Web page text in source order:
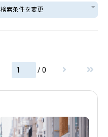
検索条件を変更
/ 0